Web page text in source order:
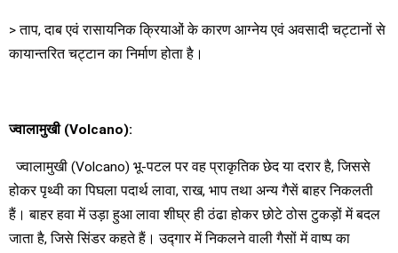
> ताप, दाब एवं रासायनिक क्रियाओं के कारण आग्नेय एवं अवसादी चट्टानों से
कायान्तरित चट्टान का निर्माण होता है।
ज्वालामुखी (Volcano):
ज्वालामुखी (Volcano) भू-पटल पर वह प्राकृतिक छेद या दरार है, जिससे
होकर पृथ्वी का पिघला पदार्थ लावा, राख, भाप तथा अन्य गैसें बाहर निकलती
हैं। बाहर हवा में उड़ा हुआ लावा शीघ्र ही ठंढा होकर छोटे ठोस टुकड़ों में बदल
जाता है, जिसे सिंडर कहते हैं। उद्गार में निकलने वाली गैसों में वाष्प का